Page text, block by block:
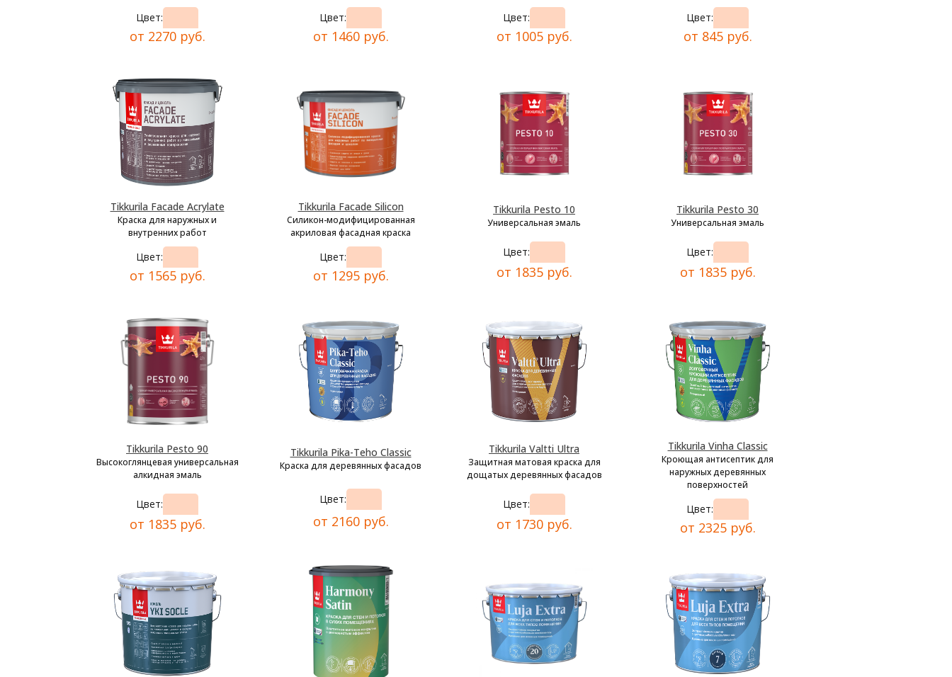
Цвет:
от 2270 руб.
Цвет:
от 1460 руб.
Цвет:
от 1005 руб.
Цвет:
от 845 руб.
Tikkurila Facade Acrylate
Краска для наружных и
внутренних работ
Цвет:
от 1565 руб.
Tikkurila Facade Silicon
Силикон-модифицированная
акриловая фасадная краска
Цвет:
от 1295 руб.
Tikkurila Pesto 10
Универсальная эмаль
Цвет:
от 1835 руб.
Tikkurila Pesto 30
Универсальная эмаль
Цвет:
от 1835 руб.
Tikkurila Pesto 90
Высокоглянцевая универсальная
алкидная эмаль
Цвет:
от 1835 руб.
Tikkurila Pika-Teho Classic
Краска для деревянных фасадов
Цвет:
от 2160 руб.
Tikkurila Valtti Ultra
Защитная матовая краска для
дощатых деревянных фасадов
Цвет:
от 1730 руб.
Tikkurila Vinha Classic
Кроющая антисептик для
наружных деревянных
поверхностей
Цвет:
от 2325 руб.